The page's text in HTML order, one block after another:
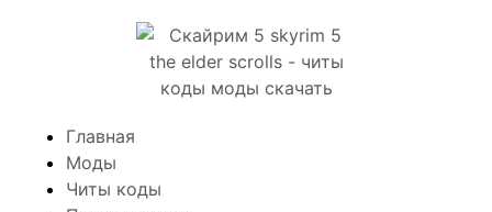
Главная
Моды
Читы коды